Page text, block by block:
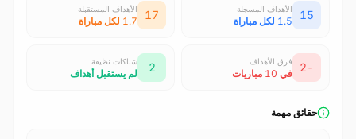
15 الأهداف المسجلة
1.5 لكل مباراة 17 الأهداف المستقبلة
1.7 لكل مباراة
-2 فرق الأهداف
في 10 مباريات 2 شباكات نظيفة
لم يستقبل أهداف
حقائق مهمة